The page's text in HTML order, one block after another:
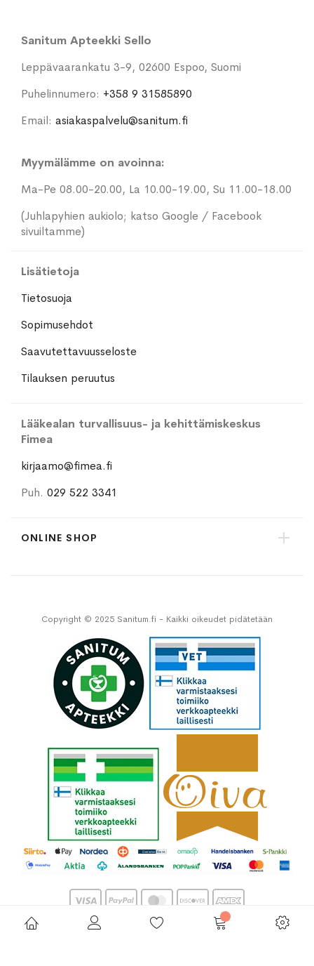
Sanitum Apteekki Sello
Leppävaarankatu 3-9, 02600 Espoo, Suomi
Puhelinnumero: +358 9 31585890
Email: asiakaspalvelu@sanitum.fi
Myymälämme on avoinna:
Ma-Pe 08.00-20.00, La 10.00-19.00, Su 11.00-18.00
(Juhlapyhien aukiolo; katso Google / Facebook
sivuiltamme)
Lisätietoja
Tietosuoja
Sopimusehdot
Saavutettavuusseloste
Tilauksen peruutus
Lääkealan turvallisuus- ja kehittämiskeskus
Fimea
kirjaamo@fimea.fi
Puh. 029 522 3341
ONLINE SHOP
Copyright © 2025 Sanitum.fi - Kaikki oikeudet pidätetään